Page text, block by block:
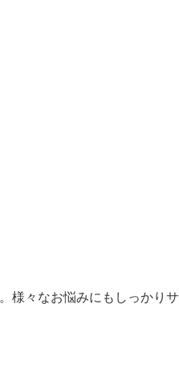
様々なお悩みにもしっかりサ